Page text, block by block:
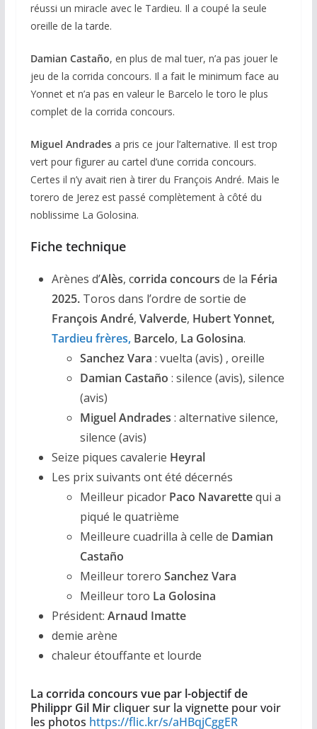
réussi un miracle avec le Tardieu. Il a coupé la seule
oreille de la tarde.
Damian Castaño, en plus de mal tuer, n’a pas jouer le
jeu de la corrida concours. Il a fait le minimum face au
Yonnet et n’a pas en valeur le Barcelo le toro le plus
complet de la corrida concours.
Miguel Andradesa pris ce jour l’alternative. Il est trop
vert pour figurer au cartel d’une corrida concours.
Certes il n’y avait rien à tirer du François André. Mais le
torero de Jerez est passé complètement à côté du
noblissime La Golosina.
Fiche technique
Arènes d’Alès, corrida concours de la Féria
2025.Toros dans l’ordre de sortie de
François André, Valverde, HubertYonnet,
Tardieu frères, Barcelo, La Golosina.
Sanchez Vara : vuelta (avis) , oreille
Damian Castaño : silence (avis), silence
(avis)
Miguel Andrades : alternative silence,
silence (avis)
Seize piques cavalerie Heyral
Les prix suivants ont été décernés
Meilleur picadorPaco Navarettequi a
piqué le quatrième
Meilleure cuadrilla à celle de Damian
Castaño
Meilleur torero Sanchez Vara
Meilleur toro La Golosina
Président: Arnaud Imatte
demie arène
chaleur étouffante et lourde
La corrida concours vue par l-objectif de
Philippr Gil Mircliquer sur la vignette pour voir
les photos https://flic.kr/s/aHBqjCggER